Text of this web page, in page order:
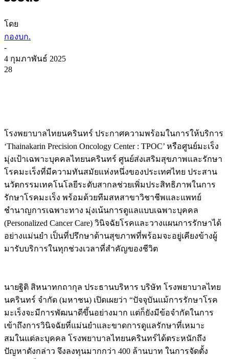
โดย
กองบก.
-
4 กุมภาพันธ์ 2025
28
โรงพยาบาลไทยนครินทร์ ประกาศความพร้อมในการให้บริการ
‘Thainakarin Precision Oncology Center : TPOC’ หรือศูนย์มะเร็ง
มุ่งเป้าเฉพาะบุคคลไทยนครินทร์ ศูนย์ส่งเสริมสุขภาพและรักษา
โรคมะเร็งที่มีความทันสมัยแห่งหนึ่งของประเทศไทย ประสาน
นวัตกรรมเทคโนโลยีระดับสากลช่วยเพิ่มประสิทธิภาพในการ
รักษาโรคมะเร็ง พร้อมด้วยทีมสหสาขาวิชาชีพและแพทย์
ชำนาญการเฉพาะทาง มุ่งเน้นการดูแลแบบเฉพาะบุคคล
(Personalized Cancer Care) วินิจฉัยโรคและวางแผนการรักษาได้
อย่างแม่นยำ เป็นที่ปรึกษาด้านสุขภาพที่พร้อมจะอยู่เคียงข้างผู้
มารับบริการในทุกช่วงเวลาที่สำคัญของชีวิต
นายฐิติ สิหนาทกถากุล ประธานบริหาร บริษัท โรงพยาบาลไทย
นครินทร์ จำกัด (มหาชน) เปิดเผยว่า “ปัจจุบันแม้การรักษาโรค
มะเร็งจะมีการพัฒนาดีขึ้นอย่างมาก แต่ก็ยังมีข้อจำกัดในการ
เข้าถึงการวินิจฉัยที่แม่นยำและขาดการดูแลรักษาที่เหมาะ
สมในแต่ละบุคคล โรงพยาบาลไทยนครินทร์ได้ตระหนักถึง
ปัญหาดังกล่าว จึงลงทุนมากกว่า 400 ล้านบาท ในการจัดตั้ง